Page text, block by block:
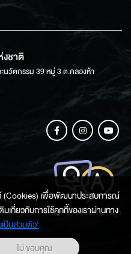
ชาติ
นวัตกรรม 39 หมู่ 3 ต.คลองห้า
ช่องทางการสอบถามข้อมูล
ต์ (Cookies) เพื่อพัฒนาประสบการณ์
เกี่ยวกับการใช้คุกกี้ของเราผ่านทาง
ป็นส่วนตัว'
ไม่ ขอบคุณ